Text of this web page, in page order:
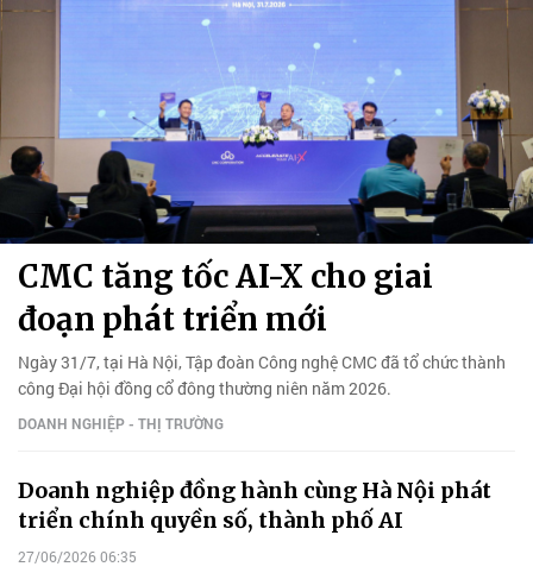
CMC tăng tốc AI-X cho giai
đoạn phát triển mới
Ngày 31/7, tại Hà Nội, Tập đoàn Công nghệ CMC đã tổ chức thành
công Đại hội đồng cổ đông thường niên năm 2026.
DOANH NGHIỆP - THỊ TRƯỜNG
Doanh nghiệp đồng hành cùng Hà Nội phát
triển chính quyền số, thành phố AI
27/06/2026 06:35